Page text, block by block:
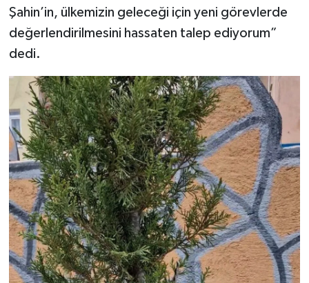
Şahin’in, ülkemizin geleceği için yeni görevlerde
değerlendirilmesini hassaten talep ediyorum”
dedi.